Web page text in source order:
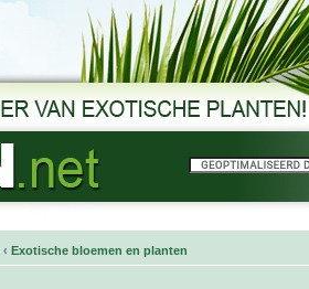
‹ Exotische bloemen en planten